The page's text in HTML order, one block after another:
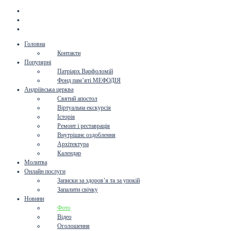
Головна
Контакти
Популярні
Патріарх Варфоломій
Фонд пам’яті МЕФОДІЯ
Андріївська церква
Святий апостол
Віртуальна екскурсія
Історія
Ремонт і реставрація
Внутрішнє оздоблення
Архітектура
Календар
Молитва
Онлайн послуги
Записки за здоров’я та за упокій
Запалити свічку
Новини
Фото
Відео
Оголошення